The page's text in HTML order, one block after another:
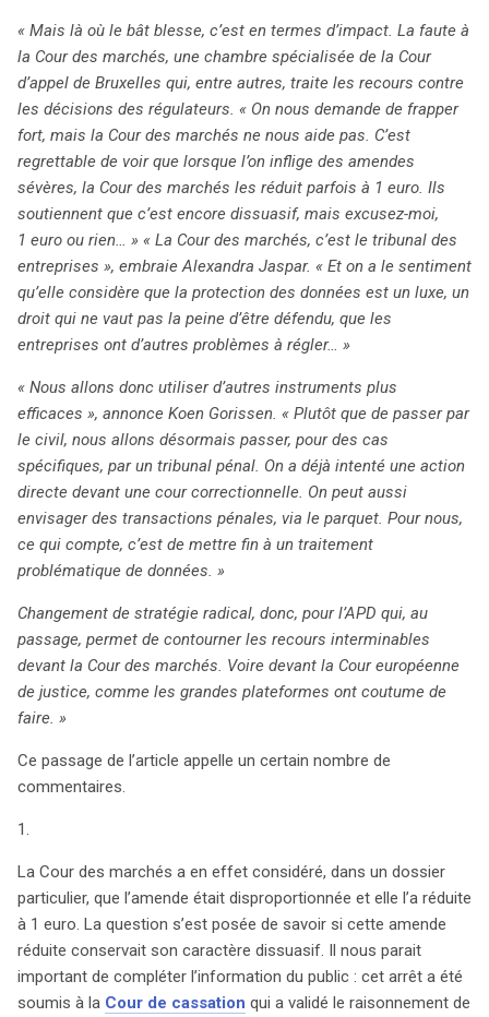
« Mais là où le bât blesse, c’est en termes d’impact. La faute à
la Cour des marchés, une chambre spécialisée de la Cour
d’appel de Bruxelles qui, entre autres, traite les recours contre
les décisions des régulateurs. « On nous demande de frapper
fort, mais la Cour des marchés ne nous aide pas. C’est
regrettable de voir que lorsque l’on inflige des amendes
sévères, la Cour des marchés les réduit parfois à 1 euro. Ils
soutiennent que c’est encore dissuasif, mais excusez-moi,
1 euro ou rien… » « La Cour des marchés, c’est le tribunal des
entreprises », embraie Alexandra Jaspar. « Et on a le sentiment
qu’elle considère que la protection des données est un luxe, un
droit qui ne vaut pas la peine d’être défendu, que les
entreprises ont d’autres problèmes à régler… »
« Nous allons donc utiliser d’autres instruments plus
efficaces », annonce Koen Gorissen. « Plutôt que de passer par
le civil, nous allons désormais passer, pour des cas
spécifiques, par un tribunal pénal. On a déjà intenté une action
directe devant une cour correctionnelle. On peut aussi
envisager des transactions pénales, via le parquet. Pour nous,
ce qui compte, c’est de mettre fin à un traitement
problématique de données. »
Changement de stratégie radical, donc, pour l’APD qui, au
passage, permet de contourner les recours interminables
devant la Cour des marchés. Voire devant la Cour européenne
de justice, comme les grandes plateformes ont coutume de
faire. »
Ce passage de l’article appelle un certain nombre de
commentaires.
1.
La Cour des marchés a en effet considéré, dans un dossier
particulier, que l’amende était disproportionnée et elle l’a réduite
à 1 euro. La question s’est posée de savoir si cette amende
réduite conservait son caractère dissuasif. Il nous parait
important de compléter l’information du public : cet arrêt a été
soumis à la Cour de cassation qui a validé le raisonnement de